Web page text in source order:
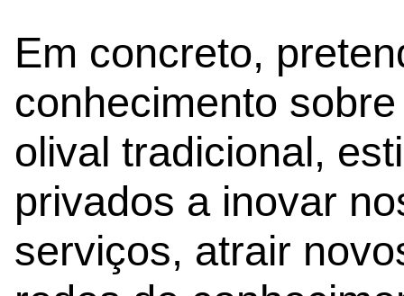
Em concreto,
conhecimento
olival tradicional,
privados a inovar
serviços, atrair